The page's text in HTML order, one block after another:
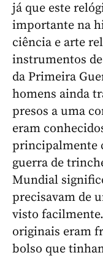
já que este
importante na
ciência e arte
instrumentos
da Primeira
homens ainda
presos a uma
eram
principalmente
guerra de
Mundial
precisavam de
visto
originais eram
bolso que